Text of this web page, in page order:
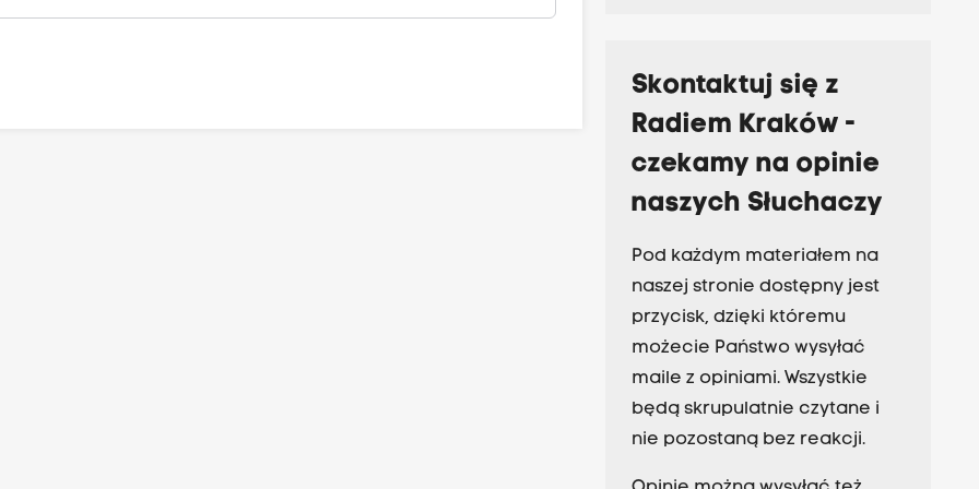
Skontaktuj się z
Radiem Kraków -
czekamy na opinie
naszych Słuchaczy
Pod każdym materiałem na
naszej stronie dostępny jest
przycisk, dzięki któremu
możecie Państwo wysyłać
maile z opiniami. Wszystkie
będą skrupulatnie czytane i
nie pozostaną bez reakcji.